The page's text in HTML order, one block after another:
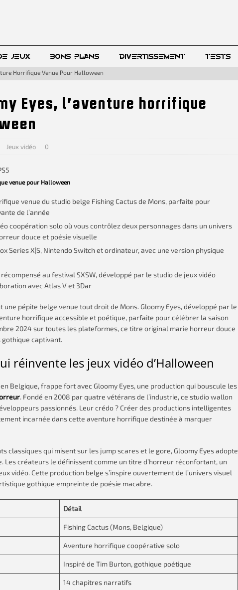
JEUX BONS PLANS DIVERTISSEMENT TESTS
Horrifique Venue Pour Halloween
Eyes, l’aventure horrifique
Jeux vidéo 0
venue pour Halloween
venue du studio belge Fishing Cactus de Mons, parfaite pour
de l’année
coopération solo où vous contrôlez deux personnages dans un univers
douce et poésie visuelle
Series X|S, Nintendo Switch et ordinateur, avec une version physique
au festival SXSW, développé par le studio de jeux vidéo
avec Atlas V et 3Dar
une pépite belge venue tout droit de Mons. Gloomy Eyes, développé par le
horrifique accessible et poétique, parfaite pour célébrer la saison
2024 sur toutes les plateformes, ce titre original marie horreur douce
captivant.
réinvente les jeux vidéo d’Halloween
Belgique, frappe fort avec Gloomy Eyes, une production qui bouscule les
. Fondé en 2008 par quatre vétérans de l’industrie, ce studio wallon
passionnés. Leur crédo ? Créer des productions intelligentes
incarnée dans cette aventure horrifique destinée à marquer
classiques qui misent sur les jump scares et le gore, Gloomy Eyes adopte
Les créateurs le définissent comme un titre d’horreur réconfortant, un
vidéo. Cette production belge s’inspire ouvertement de l’univers visuel
gothique empreinte de poésie macabre.
Détail
Fishing Cactus (Mons, Belgique)
Aventure horrifique coopérative solo
Inspiré de Tim Burton, gothique poétique
14 chapitres narratifs